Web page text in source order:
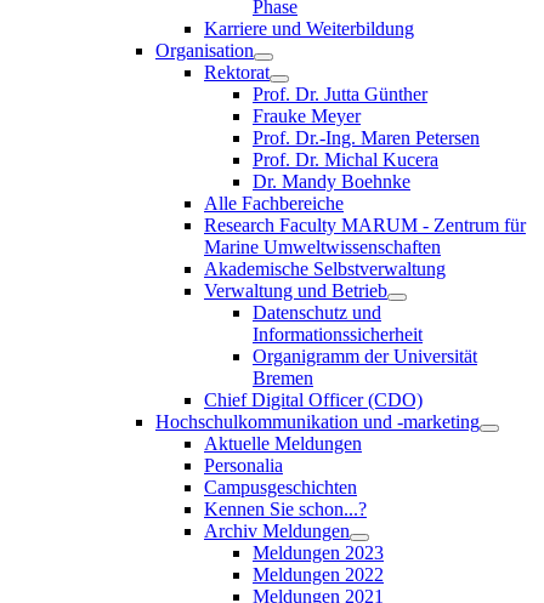
Phase
Karriere und Weiterbildung
Organisation
Rektorat
Prof. Dr. Jutta Günther
Frauke Meyer
Prof. Dr.-Ing. Maren Petersen
Prof. Dr. Michal Kucera
Dr. Mandy Boehnke
Alle Fachbereiche
Research Faculty MARUM - Zentrum für
Marine Umweltwissenschaften
Akademische Selbstverwaltung
Verwaltung und Betrieb
Datenschutz und
Informationssicherheit
Organigramm der Universität
Bremen
Chief Digital Officer (CDO)
Hochschulkommunikation und -marketing
Aktuelle Meldungen
Personalia
Campusgeschichten
Kennen Sie schon...?
Archiv Meldungen
Meldungen 2023
Meldungen 2022
Meldungen 2021